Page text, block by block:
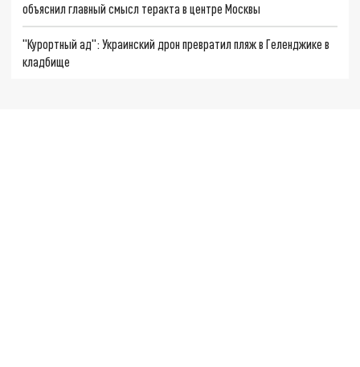
объяснил главный смысл теракта в центре Москвы
"Курортный ад": Украинский дрон превратил пляж в Геленджике в
кладбище